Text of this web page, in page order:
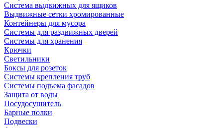
Система выдвижных для ящиков
Выдвижные сетки хромированные
Контейнеры для мусора
Системы для раздвижных дверей
Системы для хранения
Крючки
Светильники
Боксы для розеток
Системы крепления труб
Системы подъема фасадов
Защита от воды
Посудосушитель
Барные полки
Подвески